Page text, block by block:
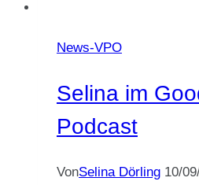
News-VPO
Selina im
Podcast
VonSelina Dörling 10/